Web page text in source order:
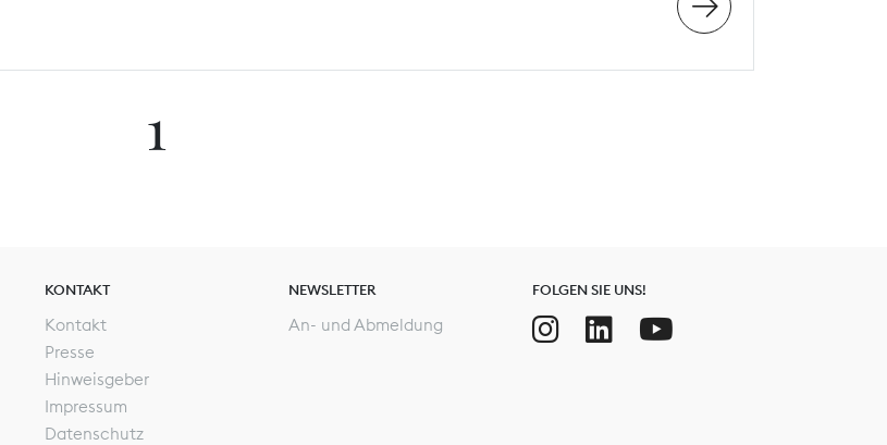
1
KONTAKT
Kontakt
Presse
Hinweisgeber
Impressum
Datenschutz
NEWSLETTER
An- und Abmeldung
FOLGEN SIE UNS!